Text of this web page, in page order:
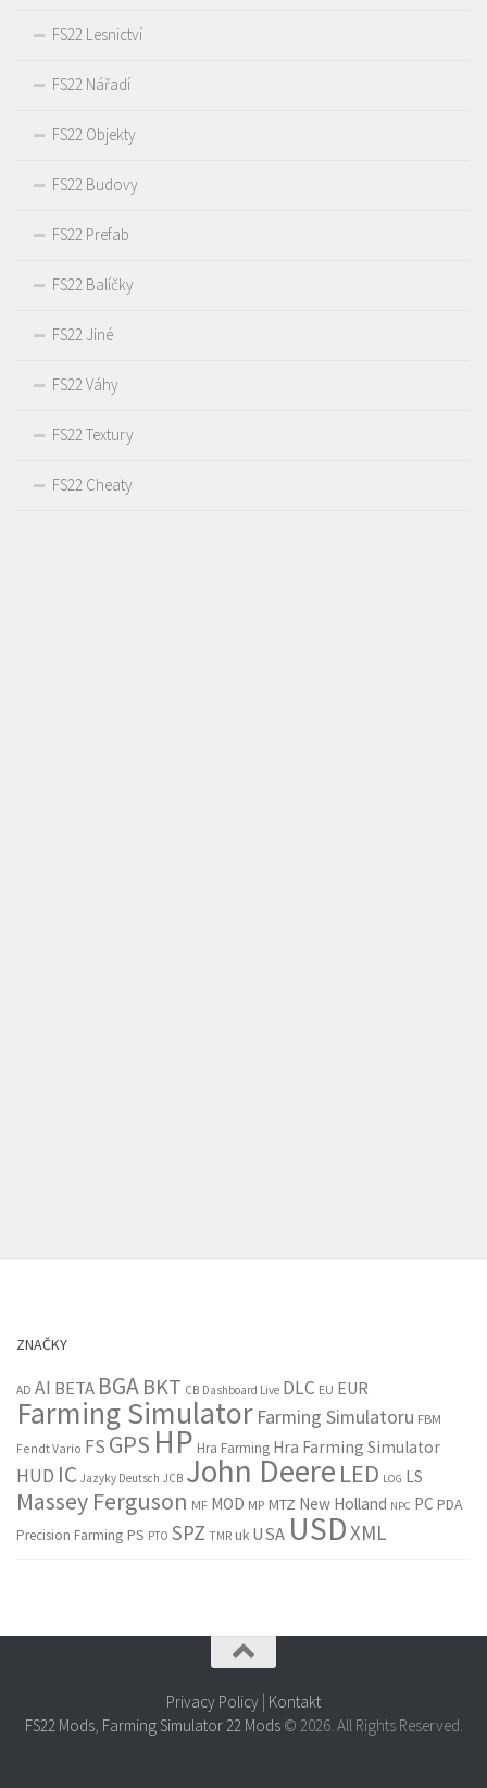
FS22 Lesnictví
FS22 Nářadí
FS22 Objekty
FS22 Budovy
FS22 Prefab
FS22 Balíčky
FS22 Jiné
FS22 Váhy
FS22 Textury
FS22 Cheaty
ZNAČKY
AD AI BETA BGABKT CB Dashboard Live DLC EU EUR
Farming Simulator Farming Simulatoru FBM
Fendt Vario FS GPS HP Hra Farming Hra Farming Simulator
HUD IC Jazyky Deutsch JCB John Deere LED LOG LS
Massey Ferguson MF MOD MP MTZ New Holland NPC PC PDA
Precision Farming PS PTO SPZ TMR uk USA USDXML
Privacy Policy | Kontakt
FS22 Mods, Farming Simulator 22 Mods© 2026. All Rights Reserved.